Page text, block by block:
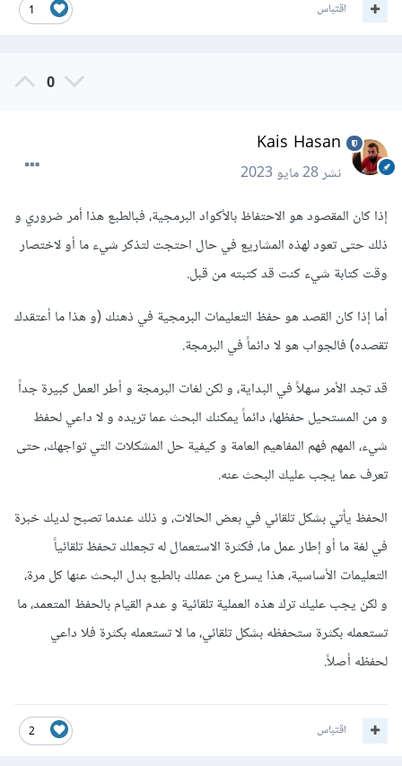
1 اقتباس
0
Kais Hasan
نشر28 مايو 2023
إذا كان المقصود هو الاحتفاظ بالأكواد البرمجية، فبالطبع هذا أمر ضروري و
ذلك حتى تعود لهذه المشاريع في حال احتجت لتذكر شيء ما أو لاختصار
وقت كتابة شيء كنت قد كتبته من قبل.
أما إذا كان القصد هو حفظ التعليمات البرمجية في ذهنك (و هذا ما أعتقدك
تقصده) فالجواب هو لا دائماً في البرمجة.
قد تجد الأمر سهلاً في البداية، و لكن لغات البرمجة و أطر العمل كبيرة جداً
و من المستحيل حفظها، دائماً يمكنك البحث عما تريده و لا داعي لحفظ
شيء، المهم فهم المفاهيم العامة و كيفية حل المشكلات التي تواجهك، حتى
تعرف عما يجب عليك البحث عنه.
الحفظ يأتي بشكل تلقائي في بعض الحالات، و ذلك عندما تصبح لديك خبرة
في لغة ما أو إطار عمل ما، فكثرة الاستعمال له تجعلك تحفظ تلقائياً
التعليمات الأساسية، هذا يسرع من عملك بالطبع بدل البحث عنها كل مرة،
و لكن يجب عليك ترك هذه العملية تلقائية و عدم القيام بالحفظ المتعمد، ما
تستعمله بكثرة ستحفظه بشكل تلقائي، ما لا تستعمله بكثرة فلا داعي
لحفظه أصلاً.
2 اقتباس